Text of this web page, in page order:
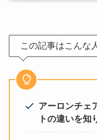
この記事はこんな
アーロンチェ
トの違いを知